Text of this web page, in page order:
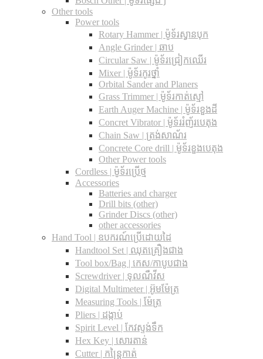
Other tools
Power tools
Rotary Hammer | ម៉ូទ័រស្វានបុក
Angle Grinder | ឆាប
Circular Saw​ | ម៉ូទ័រជ្រៀកឈើរ
Mixer | ម៉ូទ័រកូរថ្នាំ
Orbital Sander and Planers
Grass Trimmer | ម៉ូទ័រកាត់ស្មៅ
Earth Auger Machine | ម៉ូទ័រខួងដី
Concret Vibrator | ម៉ូទ័ររំញ័របេតុង
Chain Saw | ត្រង់សាណ័រ
Concrete Core drill | ម៉ូទ័រខួងបេតុង
Other Power tools
Cordless​ | ម៉ូទ័រប្រើថ្ម
Accessories
Batteries and charger
Drill bits (other)
Grinder Discs (other)
other accessories
Hand Tool | ឧបករណ៍ប្រើដោយដៃ
Handtool Set | ឈុតគ្រឿងជាង
Tool box/Bag | កេស/កាបូបជាង
Screwdriver | ទុលណឺវីស
Digital Multimeter | អ៊ូមម៉ែត្រ
Measuring Tools | ម៉ែត្រ
Pliers | ដង្កាប់
Spirit Level | កែវស្ទង់ទឹក
Hex Key | សោរតាន់
Cutter | កន្រ្តៃកាត់